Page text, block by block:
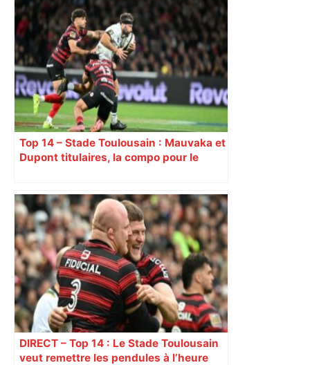
Top 14 – Stade Toulousain : Mauvaka et
Dupont titulaires, la compo pour le
DIRECT – Top 14 : Le Stade Toulousain
veut remettre les pendules à l’heure